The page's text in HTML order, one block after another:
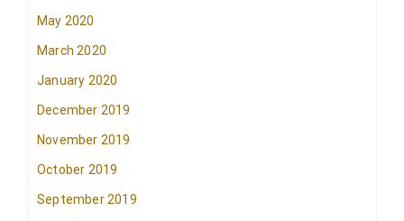
May 2020
March 2020
January 2020
December 2019
November 2019
October 2019
September 2019